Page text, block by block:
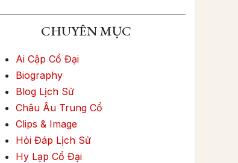
CHUYÊN MỤC
Ai Cập Cổ Đại
Biography
Blog Lịch Sử
Châu Âu Trung Cổ
Clips & Image
Hỏi Đáp Lịch Sử
Hy Lạp Cổ Đại